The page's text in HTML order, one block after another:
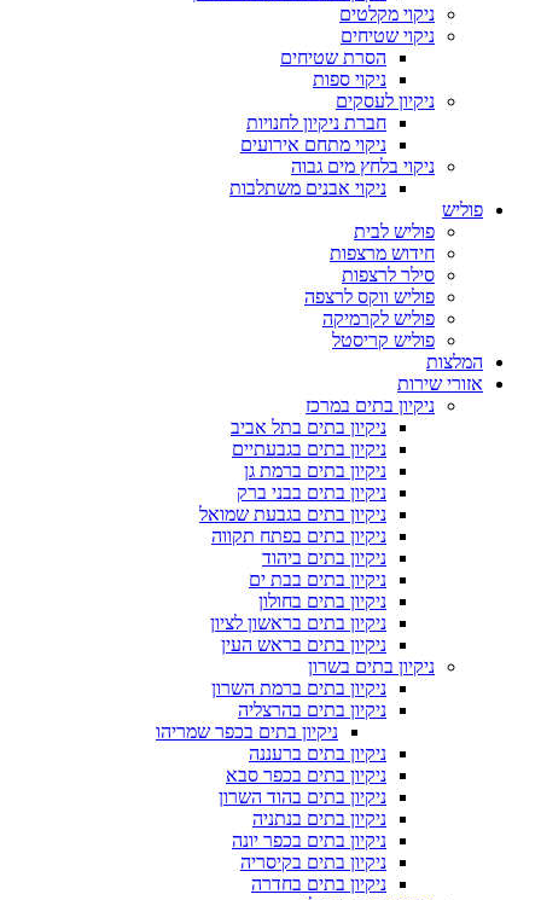
ניקוי מקלטים
ניקוי שטיחים
הסרת שטיחים
ניקוי ספות
ניקיון לעסקים
חברת ניקיון לחנויות
ניקוי מתחם אירועים
ניקוי בלחץ מים גבוה
ניקוי אבנים משתלבות
פוליש
פוליש לבית
חידוש מרצפות
סילר לרצפות
פוליש ווקס לרצפה
פוליש לקרמיקה
פוליש קריסטל
המלצות
אזורי שירות
ניקיון בתים במרכז
ניקיון בתים בתל אביב
ניקיון בתים בגבעתיים
ניקיון בתים ברמת גן
ניקיון בתים בבני ברק
ניקיון בתים בגבעת שמואל
ניקיון בתים בפתח תקווה
ניקיון בתים ביהוד
ניקיון בתים בבת ים
ניקיון בתים בחולון
ניקיון בתים בראשון לציון
ניקיון בתים בראש העין
ניקיון בתים בשרון
ניקיון בתים ברמת השרון
ניקיון בתים בהרצליה
ניקיון בתים בכפר שמריהו
ניקיון בתים ברעננה
ניקיון בתים בכפר סבא
ניקיון בתים בהוד השרון
ניקיון בתים בנתניה
ניקיון בתים בכפר יונה
ניקיון בתים בקיסריה
ניקיון בתים בחדרה